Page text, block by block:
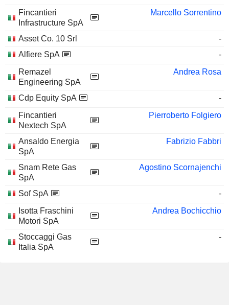
Fincantieri
Infrastructure SpA
Marcello Sorrentino
Asset Co. 10 Srl
-
Alfiere SpA
-
Remazel
Engineering SpA
Andrea Rosa
Cdp Equity SpA
-
Fincantieri
Nextech SpA
Pierroberto Folgiero
Ansaldo Energia
SpA
Fabrizio Fabbri
Snam Rete Gas
SpA
Agostino Scornajenchi
Sof SpA
-
Isotta Fraschini
Motori SpA
Andrea Bochicchio
Stoccaggi Gas
Italia SpA
-